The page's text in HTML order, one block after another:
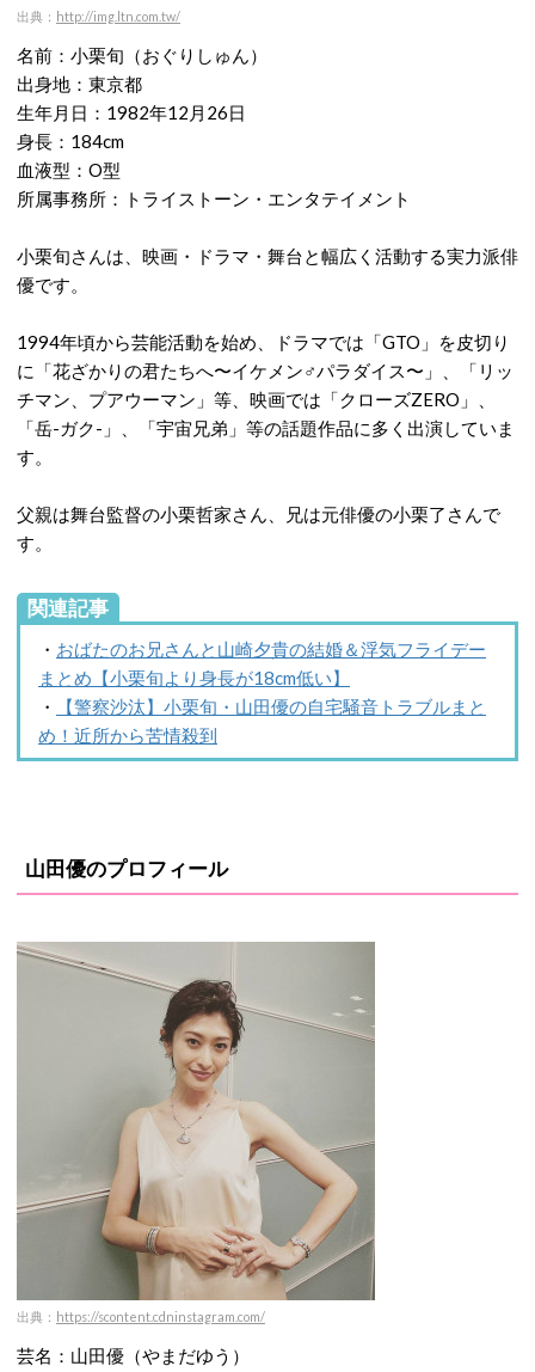
出典： http://img.ltn.com.tw/
名前：小栗旬（おぐりしゅん）
出身地：東京都
生年月日：1982年12月26日
身長：184cm
血液型：O型
所属事務所：トライストーン・エンタテイメント
小栗旬さんは、映画・ドラマ・舞台と幅広く活動する実力派俳
優です。
1994年頃から芸能活動を始め、ドラマでは「GTO」を皮切り
に「花ざかりの君たちへ〜イケメン♂パラダイス〜」、「リッ
チマン、プアウーマン」等、映画では「クローズZERO」、
「岳-ガク-」、「宇宙兄弟」等の話題作品に多く出演していま
す。
父親は舞台監督の小栗哲家さん、兄は元俳優の小栗了さんで
す。
関連記事
・ おばたのお兄さんと山崎夕貴の結婚＆浮気フライデー
まとめ【小栗旬より身長が18cm低い】
・
【警察沙汰】小栗旬・山田優の自宅騒音トラブルまと
め！近所から苦情殺到
山田優のプロフィール
出典： https://scontent.cdninstagram.com/
芸名：山田優（やまだゆう）